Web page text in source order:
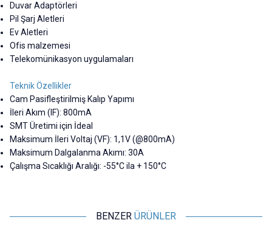
Duvar Adaptörleri
Pil Şarj Aletleri
Ev Aletleri
Ofis malzemesi
Telekomünikasyon uygulamaları
Teknik Özellikler
Cam Pasifleştirilmiş Kalıp Yapımı
İleri Akım (IF): 800mA
SMT Üretimi için İdeal
Maksimum İleri Voltaj (VF): 1,1V (@800mA)
Maksimum Dalgalanma Akımı: 30A
Çalışma Sıcaklığı Aralığı: -55°C ila + 150°C
BENZER ÜRÜNLER